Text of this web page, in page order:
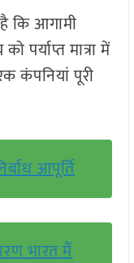
कि आगामी
मात्रा में
कंपनियां पूरी
आपूर्ति
भारत मैं